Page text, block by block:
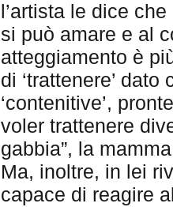
l’artista le dice
si può amare e al
atteggiamento è
di ‘trattenere’
‘contenitive’,
voler trattenere
gabbia”, la
Ma, inoltre, in lei
capace di reagire